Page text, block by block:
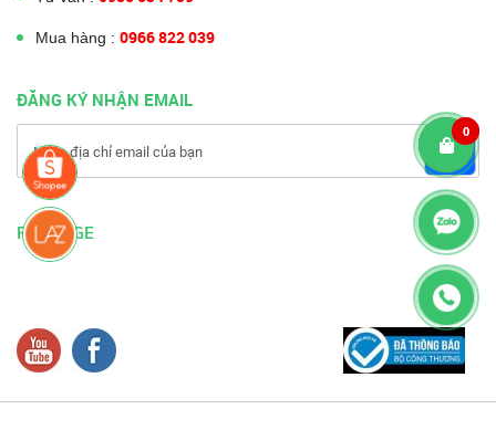
Mua hàng : 0966 822 039
ĐĂNG KÝ NHẬN EMAIL
FANPAGE
0